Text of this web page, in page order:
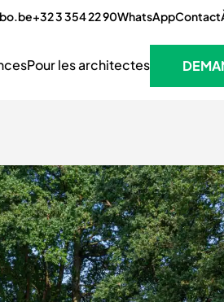
+32 3 354 22 90WhatsAppContact
Pour les architectes